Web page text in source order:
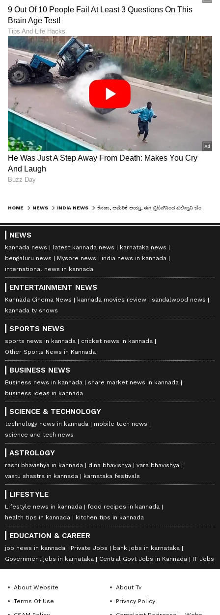
HOME NEWS INDIA NEWS
NEWS
kannada news latest kannada news
karnataka news
bengaluru news
Mysore news
india news in kannada
international news in kannada
ENTERTAINMENT NEWS
Kannada Cinema News kannada movies review
sandalwood news
kannada tv shows
SPORTS NEWS
sports news in kannada
cricket news in kannada
Other Sports News in Kannada
BUSINESS NEWS
Business news in kannada
share market news in kannada
business ideas in kannada
SCIENCE & TECHNOLOGY
technology news in kannada
mobile tech news
science and tech news
ASTROLOGY
rashi bhavishya in kannada dina bhavishya
vara bhavishya
vastu shastra in kannada
karnataka festivals
LIFESTYLE
Lifestyle news in kannada
food recipes in kannada
health tips in kannada
kitchen tips in kannada
EDUCATION & CAREER
job news in kannada Private Jobs
bank jobs in karnataka
Government jobs in karnataka
Central Govt Jobs in Kannada IT Jobs
About Website
About Tv
Terms Of Use
Privacy Policy